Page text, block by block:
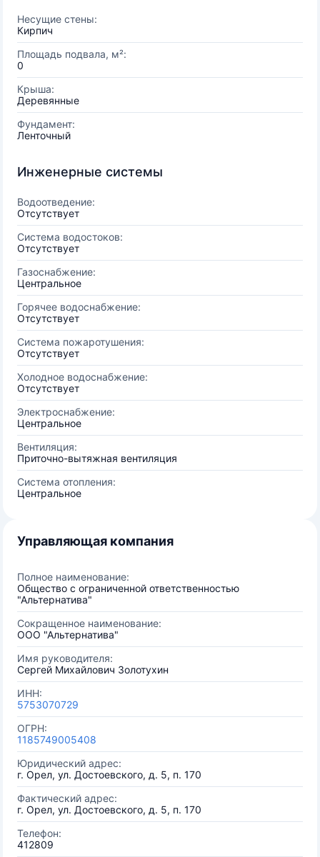
Несущие стены:
Кирпич
Площадь подвала, м²:
0
Крыша:
Деревянные
Фундамент:
Ленточный
Инженерные системы
Водоотведение:
Отсутствует
Система водостоков:
Отсутствует
Газоснабжение:
Центральное
Горячее водоснабжение:
Отсутствует
Система пожаротушения:
Отсутствует
Холодное водоснабжение:
Отсутствует
Электроснабжение:
Центральное
Вентиляция:
Приточно-вытяжная вентиляция
Система отопления:
Центральное
Управляющая компания
Полное наименование:
Общество с ограниченной ответственностью
"Альтернатива"
Сокращенное наименование:
ООО "Альтернатива"
Имя руководителя:
Сергей Михайлович Золотухин
ИНН:
5753070729
ОГРН:
1185749005408
Юридический адрес:
г. Орел, ул. Достоевского, д. 5, п. 170
Фактический адрес:
г. Орел, ул. Достоевского, д. 5, п. 170
Телефон:
412809